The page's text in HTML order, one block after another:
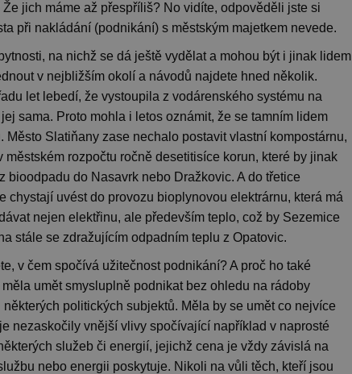
jich máme až přespříliš? No vidíte, odpověděli jste si
při nakládání (podnikání) s městským majetkem nevede.
na nichž se dá ještě vydělat a mohou být i jinak lidem
v nejbližším okolí a návodů najdete hned několik.
let lebedí, že vystoupila z vodárenského systému na
sama. Proto mohla i letos oznámit, že se tamním lidem
Město Slatiňany zase nechalo postavit vlastní kompostárnu,
městském rozpočtu ročně desetitisíce korun, které by jinak
bioodpadu do Nasavrk nebo Dražkovic. A do třetice
chystají uvést do provozu bioplynovou elektrárnu, která má
nejen elektřinu, ale především teplo, což by Sezemice
stále se zdražujícím odpadním teplu z Opatovic.
v čem spočívá užitečnost podnikání? A proč ho také
umět smysluplně podnikat bez ohledu na rádoby
politických subjektů. Měla by se umět co nejvíce
nezaskočily vnější vlivy spočívající například v naprosté
služeb či energií, jejichž cena je vždy závislá na
nebo energii poskytuje. Nikoli na vůli těch, kteří jsou